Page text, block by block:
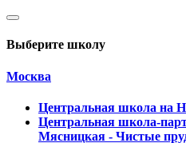
Выберите школу
Москва
Центральная школа на
Центральная школа-
Мясницкая - Чистые